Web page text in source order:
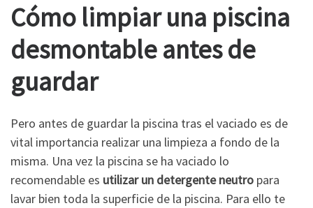
Cómo limpiar una piscina
desmontable antes de
guardar
Pero antes de guardar la piscina tras el vaciado es de
vital importancia realizar una limpieza a fondo de la
misma. Una vez la piscina se ha vaciado lo
recomendable es utilizar un detergente neutro para
lavar bien toda la superficie de la piscina. Para ello te